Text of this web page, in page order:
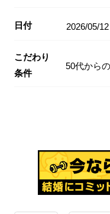
日付 2026/05/
こだわり
条件
50代から